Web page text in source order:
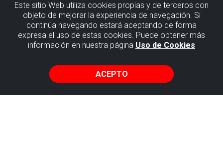
Este sitio Web utiliza cookies propias y de terceros con
objeto de mejorar la experiencia de navegación. Si
continúa navegando estará aceptando de forma
expresa el uso de estas cookies. Puede obtener más
información en nuestra página Uso de Cookies
ACEPTO